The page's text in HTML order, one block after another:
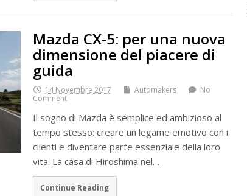
Mazda CX-5: per una nuova
dimensione del piacere di
guida
14 Novembre 2017 Automakers
No
Comment
Il sogno di Mazda è semplice ed ambizioso al
tempo stesso: creare un legame emotivo con i
clienti e diventare parte essenziale della loro
vita. La casa di Hiroshima nel…
Continue Reading